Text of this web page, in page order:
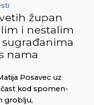
župan
i nestalim
nama
Posavec uz
kod spomen-
groblju,